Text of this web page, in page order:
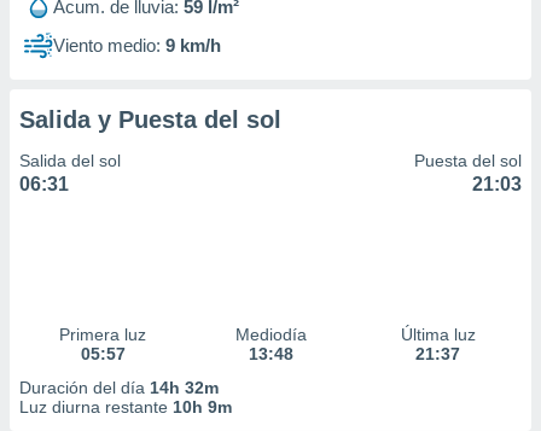
Acum. de lluvia: 59 l/m²
Viento medio: 9 km/h
Salida y Puesta del sol
Salida del sol
06:31
Puesta del sol
21:03
Primera luz
05:57
Mediodía
13:48
Última luz
21:37
Duración del día 14h 32m
Luz diurna restante 10h 9m